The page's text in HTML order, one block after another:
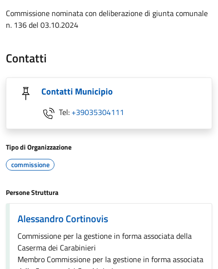
Commissione nominata con deliberazione di giunta comunale
n. 136 del 03.10.2024
Contatti
Contatti Municipio
Tel: +39035304111
Tipo di Organizzazione
commissione
Persone Struttura
Alessandro Cortinovis
Commissione per la gestione in forma associata della
Caserma dei Carabinieri
Membro Commissione per la gestione in forma associata